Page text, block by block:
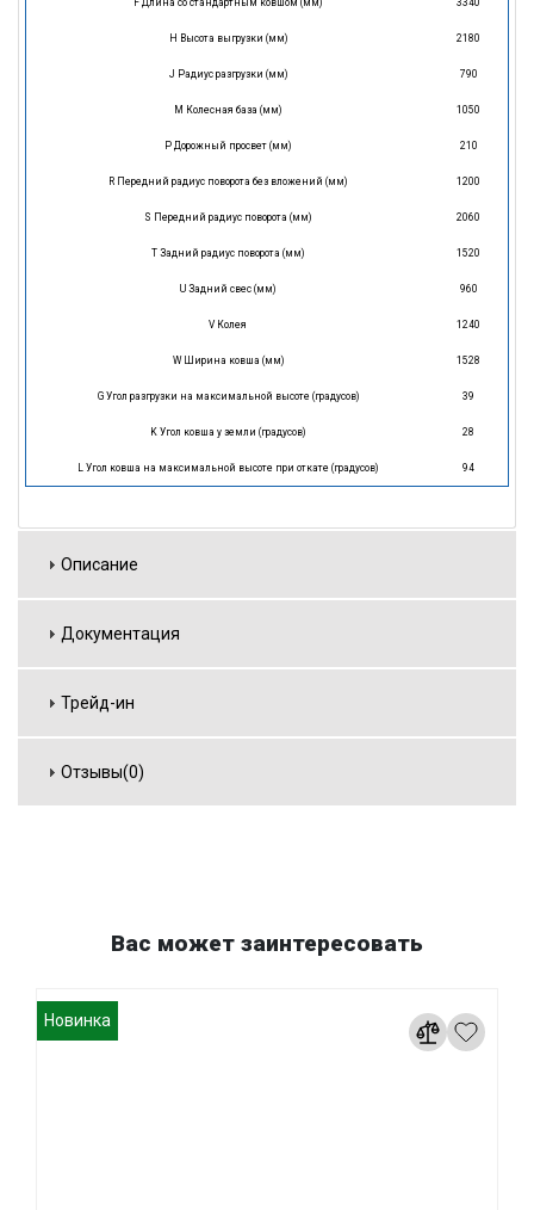
F Длина со стандартным ковшом (мм) 3340
H Высота выгрузки (мм) 2180
J Радиус разгрузки (мм) 790
M Колесная база (мм) 1050
P Дорожный просвет (мм) 210
R Передний радиус поворота без вложений (мм) 1200
S Передний радиус поворота (мм) 2060
T Задний радиус поворота (мм) 1520
U Задний свес (мм) 960
V Колея 1240
W Ширина ковша (мм) 1528
G Угол разгрузки на максимальной высоте (градусов) 39
K Угол ковша у земли (градусов) 28
L Угол ковша на максимальной высоте при откате (градусов) 94
Описание
Документация
Трейд-ин
Отзывы(0)
Вас может заинтересовать
Новинка